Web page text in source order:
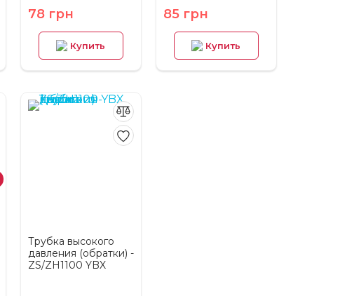
78 грн
Купить
85 грн
Купить
Трубка высокого
давления (обратки) -
ZS/ZH1100 YBX